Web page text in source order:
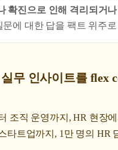
확진으로 인해 격리되거
문에 대한 답을 팩트 위주
무 인사이트를 flex
조직 운영까지, HR 현장
타트업까지, 1만 명의 HR